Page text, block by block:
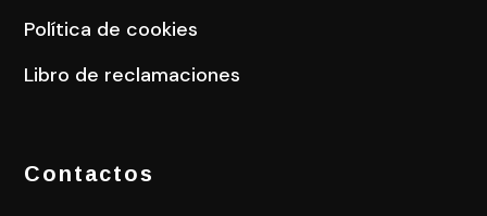
Política de cookies
Libro de reclamaciones
Contactos